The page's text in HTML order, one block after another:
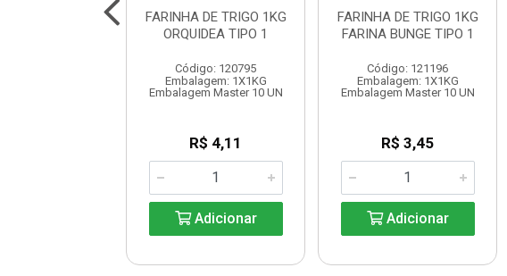
FARINHA DE TRIGO 1KG
ORQUIDEA TIPO 1
Código: 120795
Embalagem: 1X1KG
Embalagem Master 10 UN
R$ 4,11
Adicionar
FARINHA DE TRIGO 1KG
FARINA BUNGE TIPO 1
Código: 121196
Embalagem: 1X1KG
Embalagem Master 10 UN
R$ 3,45
Adicionar